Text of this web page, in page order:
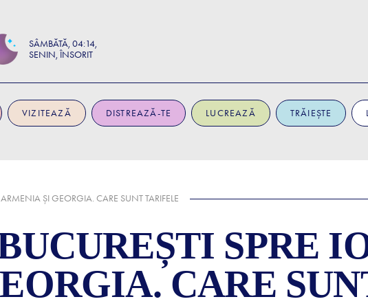
SÂMBĂTĂ 04:14
SENIN, ÎNSORIT
VIZITEAZĂ DISTREAZĂ-TE LUCREAZĂ TRĂIEȘTE
ȘI GEORGIA. CARE SUNT TARIFELE
SPRE
CARE